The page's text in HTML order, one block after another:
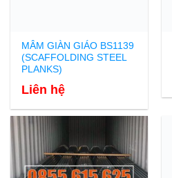
MÂM GIÀN GIÁO BS1139
(SCAFFOLDING STEEL
PLANKS)
Liên hệ